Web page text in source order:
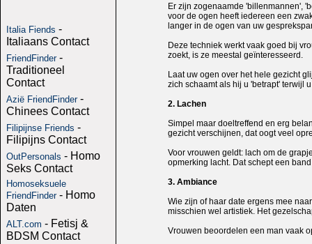
Italia Fiends -
Italiaans Contact
FriendFinder-
Traditioneel
Contact
Azië FriendFinder-
Chinees Contact
Filipijnse Friends -
Filipijns Contact
OutPersonals - Homo
Seks Contact
Homoseksuele
FriendFinder- Homo
Daten
ALT.com - Fetisj &
BDSM Contact
Er zijn zogenaamde 'billenmannen',
voor de ogen heeft iedereen een
langer in de ogen van uw
Deze techniek werkt vaak goed bij
zoekt, is ze meestal geïnteresseerd.
Laat uw ogen over het hele gezicht
zich schaamt als hij u 'betrapt' terwijl
2. Lachen
Simpel maar doeltreffend en erg
gezicht verschijnen, dat oogt veel
Voor vrouwen geldt: lach om de
opmerking lacht. Dat schept een
3. Ambiance
Wie zijn of haar date ergens mee
misschien wel artistiek. Het
Vrouwen beoordelen een man vaak